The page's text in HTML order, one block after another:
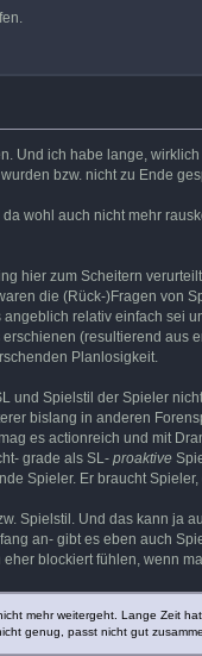
Und ich habe lange,
bzw. nicht zu Ende
wohl auch nicht mehr
hier zum Scheitern
die (Rück-)Fragen von
relativ einfach sei
(resultierend
Planlosigkeit.
und Spielstil der Spieler
bislang in anderen
es actionreich und mit
grade als SL- proaktive
Spieler. Er braucht
Spielstil. Und das kann ja
an- gibt es eben auch
blockiert fühlen, wenn
mehr weitergeht. Lange Zeit
genug, passt nicht gut